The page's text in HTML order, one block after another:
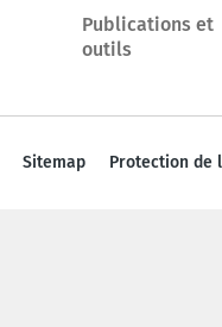
Publications et
outils
Sitemap Protection de